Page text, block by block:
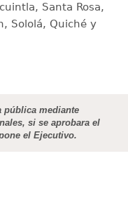
Santa Rosa,
Sololá, Quiché y
pública mediante
si se aprobara el
el Ejecutivo.